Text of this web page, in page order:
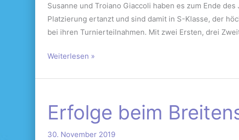
Susanne und Troiano Giaccoli haben es zum Ende
Platzierung ertanzt und sind damit in S-Klasse, der
bei ihren Turnierteilnahmen. Mit zwei Ersten, drei
Weiterlesen »
Erfolge beim
30. November 2019
beim
Breitensport
und